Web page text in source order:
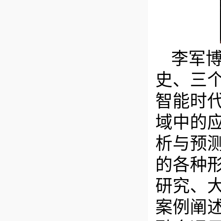
李军
史、三
智能时
域中的
析与预
的各种
研究、
案例阐